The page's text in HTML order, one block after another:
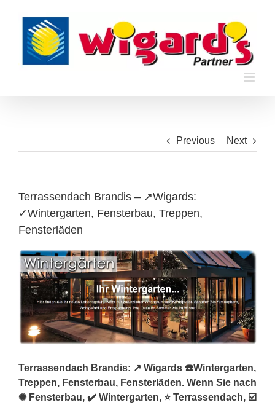
content
Previous Next
Terrassendach Brandis – ↗️Wigards:
✓Wintergarten, Fensterbau, Treppen,
Fensterläden
Terrassendach Brandis: ↗️ Wigards ☎️Wintergarten,
Treppen, Fensterbau, Fensterläden. Wenn Sie nach
✺ Fensterbau, ✔️ Wintergarten, ⭐ Terrassendach, ☑️